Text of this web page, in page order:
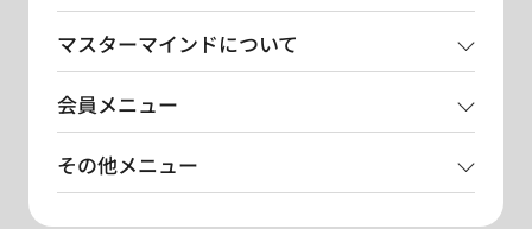
マスターマインドについて
会員メニュー
その他メニュー